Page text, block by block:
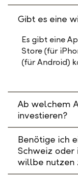
Gibt es eine
Es gibt eine
Store (für
(für Android)
Ab welchem
investieren?
Benötige ich
Schweiz oder
willbe nutzen